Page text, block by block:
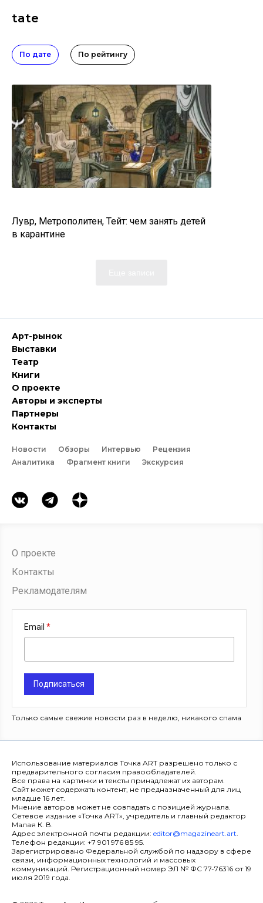
tate
По дате По рейтингу
Лувр, Метрополитен, Тейт: чем занять детей
в карантине
Арт-рынок
Выставки
Театр
Книги
О проекте
Авторы и эксперты
Партнеры
Контакты
Новости Обзоры Интервью
Рецензия
Аналитика
Фрагмент книги Экскурсия
О проекте
Контакты
Рекламодателям
Email
Подписаться
Только самые свежие новости раз в неделю, никакого спама
Использование материалов Точка ART разрешено только с
предварительного согласия правообладателей.
Все права на картинки и тексты принадлежат их авторам.
Сайт может содержать контент, не предназначенный для лиц
младше 16 лет.
Мнение авторов может не совпадать с позицией журнала.
Сетевое издание «Точка ART», учредитель и главный редактор
Малая К. В.
Адрес электронной почты редакции: editor@magazineart.art.
Телефон редакции: +7 901 976 85 95.
Зарегистрировано Федеральной службой по надзору в сфере
связи, информационных технологий и массовых
коммуникаций. Регистрационный номер ЭЛ № ФС 77-76316 от 19
июля 2019 года.